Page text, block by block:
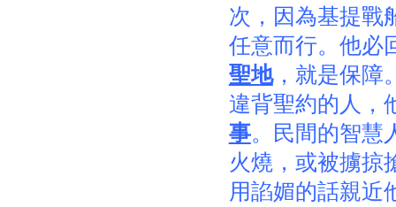
次，因為基提戰
任意而行。他必
聖地，就是保障
違背聖約的人，
事。民間的智慧
火燒，或被擄掠
用諂媚的話親近